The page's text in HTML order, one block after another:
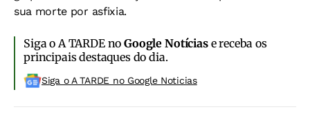
sua morte por asfixia.
Siga o A TARDE noGoogle Notíciase receba os
principais destaques do dia.
Siga o A TARDE no Google Noticias